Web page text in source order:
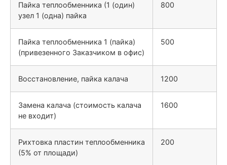
Пайка теплообменника (1 (один)
узел 1 (одна) пайка
800
Пайка теплообменника 1 (пайка)
(привезенного Заказчиком в офис)
500
Восстановление, пайка калача 1200
Замена калача (стоимость калача
не входит)
1600
Рихтовка пластин теплообменника
(5% от площади)
200